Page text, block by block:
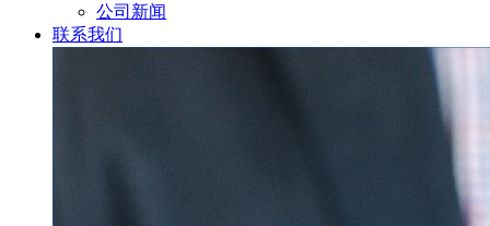
公司新闻
联系我们